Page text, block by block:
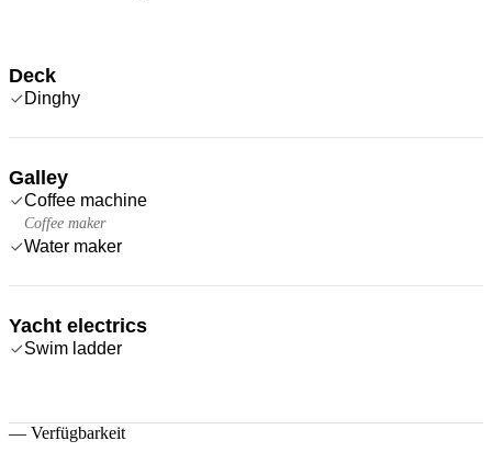
Deck
Dinghy
Galley
Coffee machine
Coffee maker
Water maker
Yacht electrics
Swim ladder
— Verfügbarkeit